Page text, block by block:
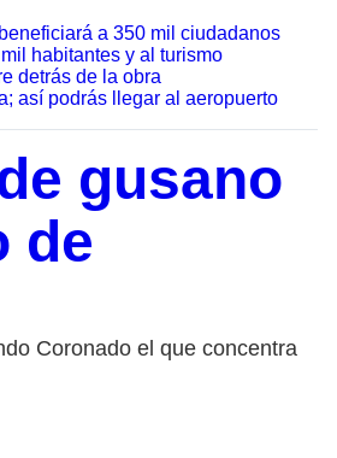
a 350 mil ciudadanos
habitantes y al turismo
detrás de la obra
así podrás llegar al aeropuerto
gusano
de
Coronado el que concentra